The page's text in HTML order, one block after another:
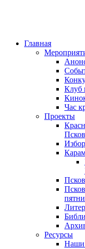
Главная
Клуб
Час
Проекты
Ресурсы
Наши